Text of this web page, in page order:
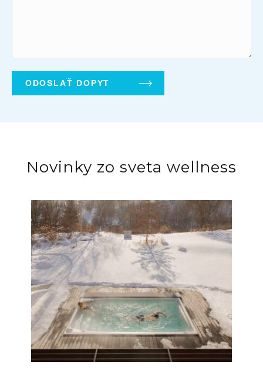
Novinky zo sveta wellness